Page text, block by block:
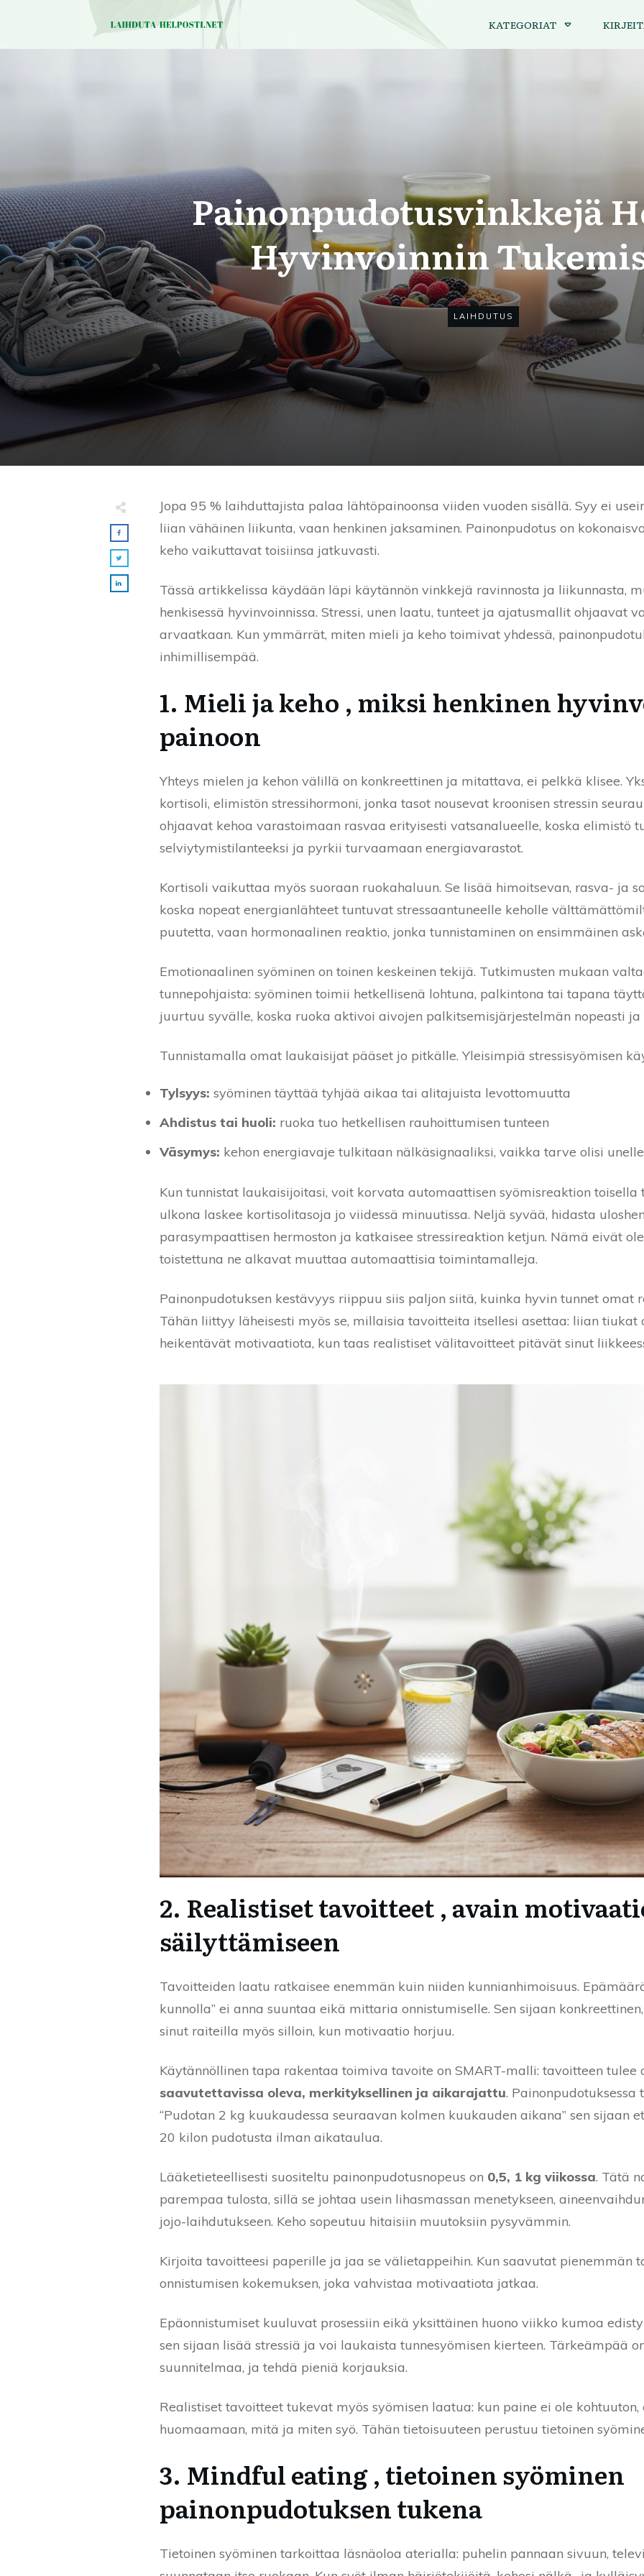
KATEGORIAT
Painonpudotusvinkkejä
Hyvinvoinnin
LAIHDUTUS
Jopa 95 % laihduttajista palaa lähtöpainoonsa viiden vuoden sisällä. Syy ei
liian vähäinen liikunta, vaan henkinen jaksaminen. Painonpudotus on
keho vaikuttavat toisiinsa jatkuvasti.
Tässä artikkelissa käydään läpi käytännön vinkkejä ravinnosta ja liikunnasta,
henkisessä hyvinvoinnissa. Stressi, unen laatu, tunteet ja ajatusmallit ohjaavat
arvaatkaan. Kun ymmärrät, miten mieli ja keho toimivat yhdessä,
inhimillisempää.
1. Mieli ja keho , miksi henkinen
painoon
Yhteys mielen ja kehon välillä on konkreettinen ja mitattava, ei pelkkä klisee.
kortisoli, elimistön stressihormoni, jonka tasot nousevat kroonisen stressin
ohjaavat kehoa varastoimaan rasvaa erityisesti vatsanalueelle, koska elimistö
selviytymistilanteeksi ja pyrkii turvaamaan energiavarastot.
Kortisoli vaikuttaa myös suoraan ruokahaluun. Se lisää himoitsevan, rasva- ja
koska nopeat energianlähteet tuntuvat stressaantuneelle keholle
puutetta, vaan hormonaalinen reaktio, jonka tunnistaminen on ensimmäinen
Emotionaalinen syöminen on toinen keskeinen tekijä. Tutkimusten mukaan
tunnepohjaista: syöminen toimii hetkellisenä lohtuna, palkintona tai tapana
juurtuu syvälle, koska ruoka aktivoi aivojen palkitsemisjärjestelmän nopeasti ja
Tunnistamalla omat laukaisijat pääset jo pitkälle. Yleisimpiä stressisyömisen
Tylsyys: syöminen täyttää tyhjää aikaa tai alitajuista levottomuutta
Ahdistus tai huoli: ruoka tuo hetkellisen rauhoittumisen tunteen
Väsymys: kehon energiavaje tulkitaan nälkäsignaaliksi, vaikka tarve olisi unelle
Kun tunnistat laukaisijoitasi, voit korvata automaattisen syömisreaktion
ulkona laskee kortisolitasoja jo viidessä minuutissa. Neljä syvää, hidasta
parasympaattisen hermoston ja katkaisee stressireaktion ketjun. Nämä eivät
toistettuna ne alkavat muuttaa automaattisia toimintamalleja.
Painonpudotuksen kestävyys riippuu siis paljon siitä, kuinka hyvin tunnet omat
Tähän liittyy läheisesti myös se, millaisia tavoitteita itsellesi asettaa: liian tiukat
heikentävät motivaatiota, kun taas realistiset välitavoitteet pitävät sinut
2. Realistiset tavoitteet , avain
säilyttämiseen
Tavoitteiden laatu ratkaisee enemmän kuin niiden kunnianhimoisuus.
kunnolla” ei anna suuntaa eikä mittaria onnistumiselle. Sen sijaan
sinut raiteilla myös silloin, kun motivaatio horjuu.
Käytännöllinen tapa rakentaa toimiva tavoite on SMART-malli: tavoitteen tulee
saavutettavissa oleva, merkityksellinen ja aikarajattu.
“Pudotan 2 kg kuukaudessa seuraavan kolmen kuukauden aikana” sen sijaan
20 kilon pudotusta ilman aikataulua.
Lääketieteellisesti suositeltu painonpudotusnopeus on 0,5, 1 kg viikossa. Tätä
parempaa tulosta, sillä se johtaa usein lihasmassan menetykseen,
jojo-laihdutukseen. Keho sopeutuu hitaisiin muutoksiin pysyvämmin.
Kirjoita tavoitteesi paperille ja jaa se välietappeihin. Kun saavutat pienemmän
onnistumisen kokemuksen, joka vahvistaa motivaatiota jatkaa.
Epäonnistumiset kuuluvat prosessiin eikä yksittäinen huono viikko kumoa
sen sijaan lisää stressiä ja voi laukaista tunnesyömisen kierteen. Tärkeämpää
suunnitelmaa, ja tehdä pieniä korjauksia.
Realistiset tavoitteet tukevat myös syömisen laatua: kun paine ei ole
huomaamaan, mitä ja miten syö. Tähän tietoisuuteen perustuu tietoinen
3. Mindful eating , tietoinen syöminen
painonpudotuksen tukena
Tietoinen syöminen tarkoittaa läsnäoloa aterialla: puhelin pannaan sivuun,